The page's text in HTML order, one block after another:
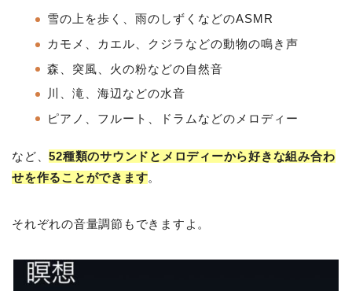
雪の上を歩く、雨のしずくなどのASMR
カモメ、カエル、クジラなどの動物の鳴き声
森、突風、火の粉などの自然音
川、滝、海辺などの水音
ピアノ、フルート、ドラムなどのメロディー
など、52種類のサウンドとメロディーから好きな組み合わ
せを作ることができます。
それぞれの音量調節もできますよ。